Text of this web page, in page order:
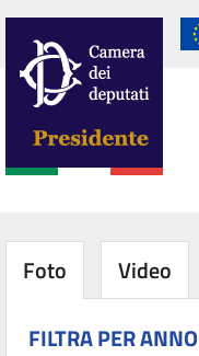
Foto Video
FILTRA PER ANNO